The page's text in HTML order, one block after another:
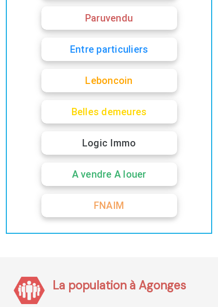
Paruvendu
Entre particuliers
Leboncoin
Belles demeures
Logic Immo
A vendre A louer
FNAIM
La population à Agonges